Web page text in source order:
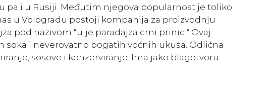
pa i u Rusiji. Međutim njegova popularnost je toliko
u Vologradu postoji kompanija za proizvodnju
pod nazivom “ulje paradajza crni prinic “.Ovaj
soka i neverovatno bogatih voćnih ukusa. Odlična
sosove i konzerviranje. Ima jako blagotvoru